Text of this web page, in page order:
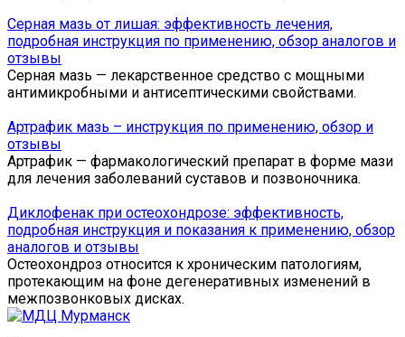
Серная мазь от лишая: эффективность лечения,
подробная инструкция по применению, обзор аналогов и
отзывы
Серная мазь — лекарственное средство с мощными
антимикробными и антисептическими свойствами.
Артрафик мазь – инструкция по применению, обзор и
отзывы
Артрафик — фармакологический препарат в форме мази
для лечения заболеваний суставов и позвоночника.
Диклофенак при остеохондрозе: эффективность,
подробная инструкция и показания к применению, обзор
аналогов и отзывы
Остеохондроз относится к хроническим патологиям,
протекающим на фоне дегенеративных изменений в
межпозвонковых дисках.